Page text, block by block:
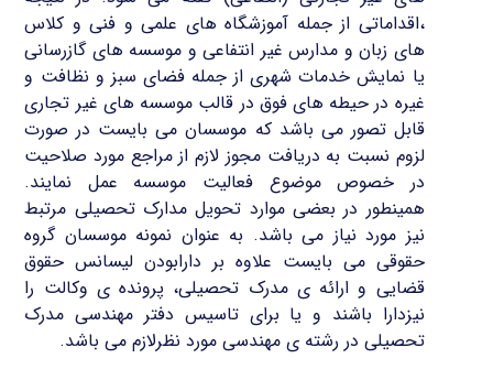
،اقداماتی از جمله آموزشگاه های علمی و فنی و کلاس
های زبان و مدارس غیر انتفاعی و موسسه های گازرسانی
یا نمایش خدمات شهری از جمله فضای سبز و نظافت و
غیره در حیطه های فوق در قالب موسسه های غیر تجاری
قابل تصور می باشد که موسسان می بایست در صورت
لزوم نسبت به دریافت مجوز لازم از مراجع مورد صلاحیت
در خصوص موضوع فعالیت موسسه عمل نمایند.
همینطور در بعضی موارد تحویل مدارک تحصیلی مرتبط
نیز مورد نیاز می باشد. به عنوان نمونه موسسان گروه
حقوقی می بایست علاوه بر دارابودن لیسانس حقوق
قضایی و ارائه ی مدرک تحصیلی، پرونده ی وکالت را
نیزدارا باشند و یا برای تاسیس دفتر مهندسی مدرک
تحصیلی در رشته ی مهندسی مورد نظرلازم می باشد.